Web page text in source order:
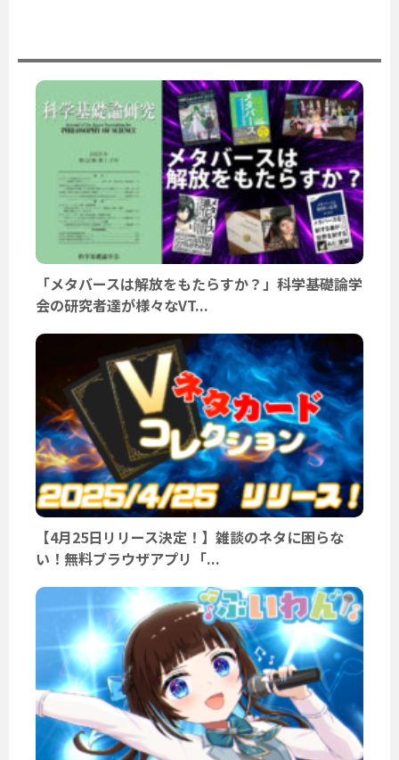
「メタバースは解放をもたらすか？」科学基礎論学
会の研究者達が様々なVT...
【4月25日リリース決定！】雑談のネタに困らな
い！無料ブラウザアプリ「...